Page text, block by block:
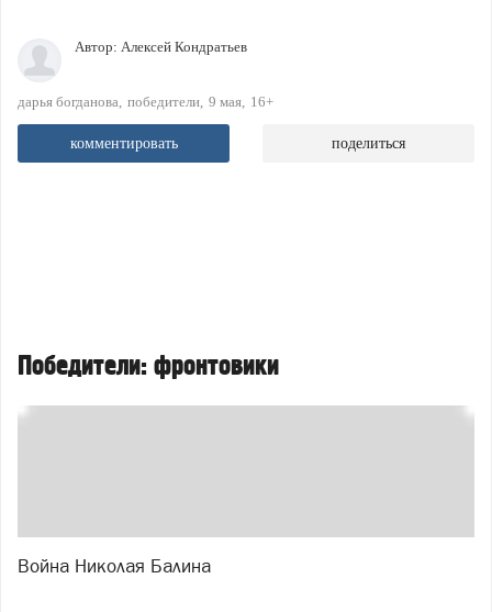
Автор: Алексей Кондратьев
дарья богданова победители 9 мая 16+
комментировать поделиться
Победители: фронтовики
Война Николая Балина